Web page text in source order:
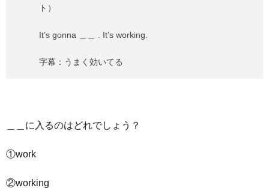
ト）
It’s gonna ＿＿ . It’s working.
字幕：うまく効いてる
＿＿に入るのはどれでしょう？
①work
②working